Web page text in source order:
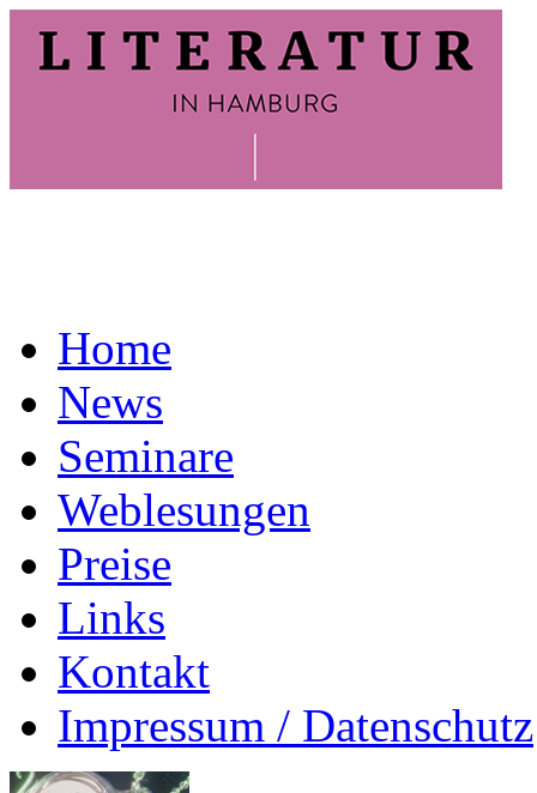
Home
News
Seminare
Weblesungen
Preise
Links
Kontakt
Impressum / Datenschutz